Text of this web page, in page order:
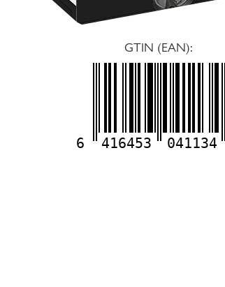
GTIN (EAN):
6 416453 041134